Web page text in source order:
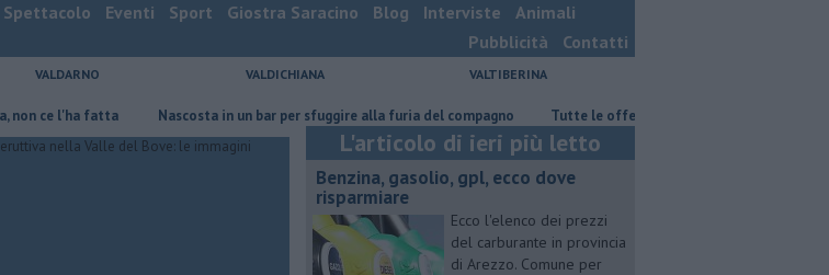
Eventi Sport Giostra Saracino Blog Interviste
Animali
Pubblicità
Contatti
VALDARNO VALDICHIANA VALTIBERINA
fatta Nascosta in un bar per sfuggire alla furia del compagno ​Tutte le offerte di lavoro in provincia di Arezzo
L'articolo di ieri più letto
​Benzina, gasolio, gpl, ecco dove
risparmiare
Ecco l'elenco dei prezzi
del carburante in provincia
di Arezzo. Comune per